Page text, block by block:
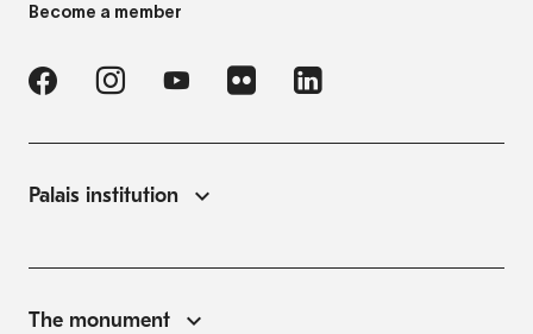
Become a member
Palais institution
The monument